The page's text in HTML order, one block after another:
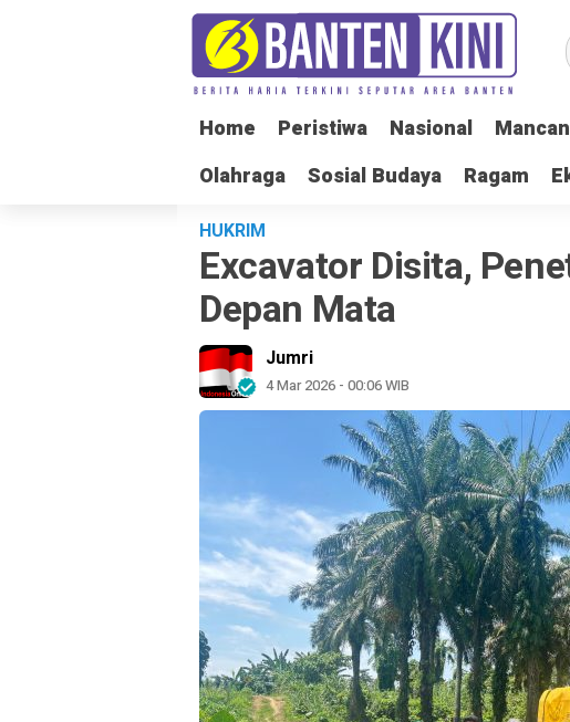
Home Peristiwa Nasional
Olahraga
Sosial Budaya Ragam
Home Peristiwa Nasional
Olahraga
Sosial Budaya Ragam
HUKRIM
Excavator Disita,
Depan Mata
Jumri
4 Mar 2026 - 00:06 WIB